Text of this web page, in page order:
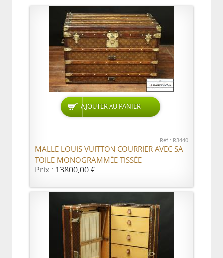
AJOUTER AU PANIER
Réf.: R3440
MALLE LOUIS VUITTON COURRIER AVEC SA
TOILE MONOGRAMMÉE TISSÉE
Prix : 13800,00 €